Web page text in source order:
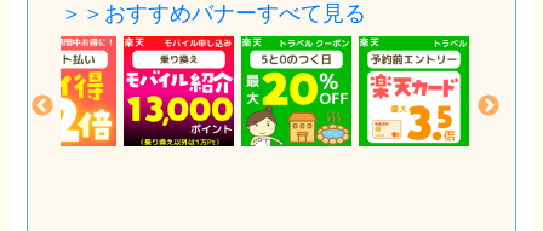
＞＞おすすめバナーすべて見る